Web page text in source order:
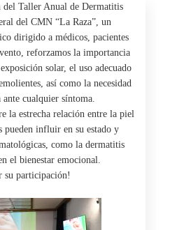
del Taller Anual de Dermatitis
del CMN “La Raza”, un
dirigido a médicos, pacientes
reforzamos la importancia
solar, el uso adecuado
así como la necesidad
cualquier síntoma.
la estrecha relación entre la piel
pueden influir en su estado y
como la dermatitis
el bienestar emocional.
su participación!